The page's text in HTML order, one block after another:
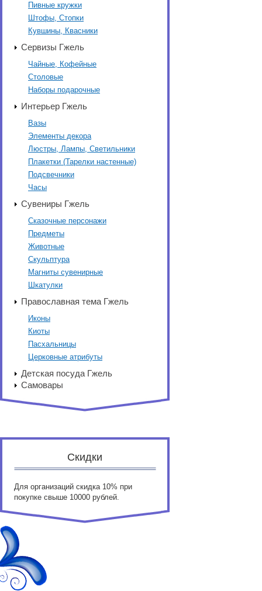
Пивные кружки
Штофы, Стопки
Кувшины, Квасники
Сервизы Гжель
Чайные, Кофейные
Столовые
Наборы подарочные
Интерьер Гжель
Вазы
Элементы декора
Люстры, Лампы, Светильники
Плакетки (Тарелки настенные)
Подсвечники
Часы
Сувениры Гжель
Сказочные персонажи
Предметы
Животные
Скульптура
Магниты сувенирные
Шкатулки
Православная тема Гжель
Иконы
Киоты
Пасхальницы
Церковные атрибуты
Детская посуда Гжель
Самовары
Скидки
Для организаций скидка 10% при
покупке свыше 10000 рублей.